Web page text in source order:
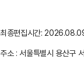
최종편집시간:
주소 : 서울특별시 용산구